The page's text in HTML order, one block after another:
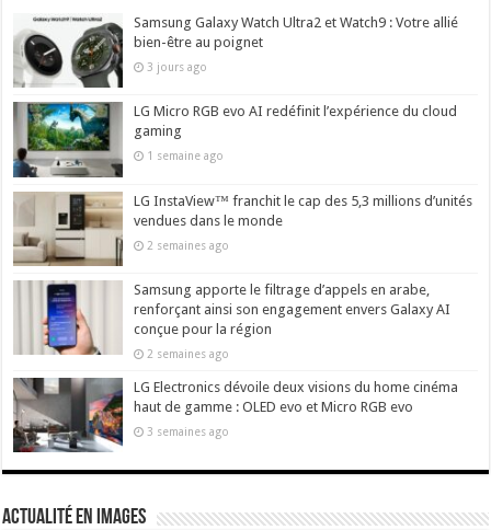
Samsung Galaxy Watch Ultra2 et Watch9 : Votre allié
bien-être au poignet
3 jours ago
LG Micro RGB evo AI redéfinit l’expérience du cloud
gaming
1 semaine ago
LG InstaView™ franchit le cap des 5,3 millions d’unités
vendues dans le monde
2 semaines ago
Samsung apporte le filtrage d’appels en arabe,
renforçant ainsi son engagement envers Galaxy AI
conçue pour la région
2 semaines ago
LG Electronics dévoile deux visions du home cinéma
haut de gamme : OLED evo et Micro RGB evo
3 semaines ago
actualité en images